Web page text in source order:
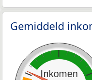
Gemiddeld
Inkomen